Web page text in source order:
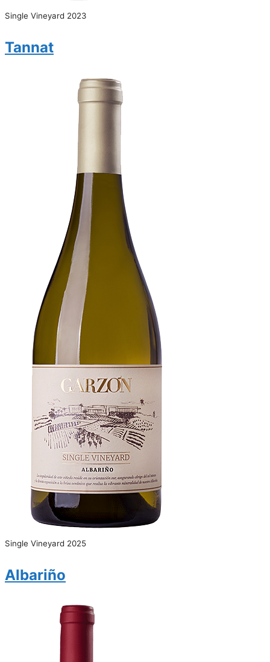
Single Vineyard 2023
Tannat
Single Vineyard 2025
Albariño